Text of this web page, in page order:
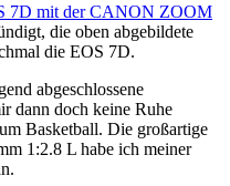
7D mit der CANON ZOOM
die oben abgebildete
die EOS 7D.
abgeschlossene
dann doch keine Ruhe
Basketball. Die großartige
1:2.8 L habe ich meiner